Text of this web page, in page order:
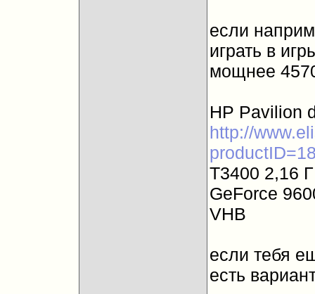
если
играть в
мощнее
HP Pavilion
http://
T3400 2,16
GeForce
VHB
если тебя
есть